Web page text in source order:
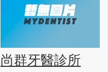
尚群牙醫診所